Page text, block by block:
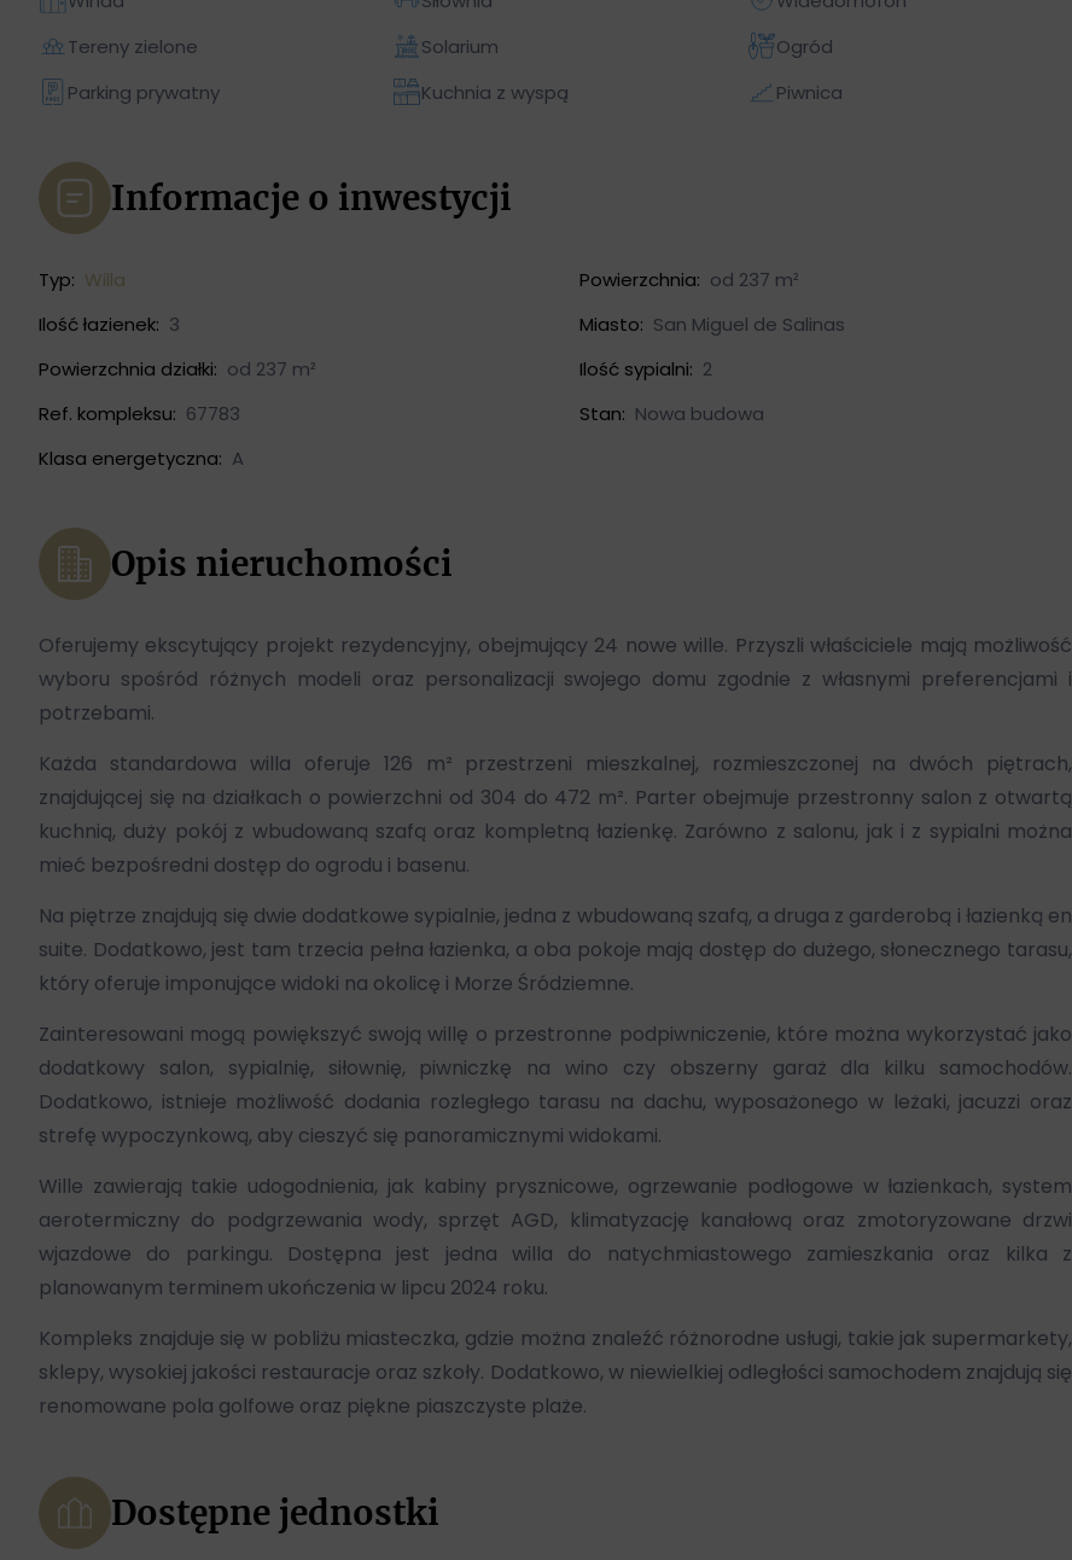
Tereny zielone
Solarium
Ogród
Parking prywatny
Kuchnia z wyspą Piwnica
Informacje o inwestycji
Typ: Willa Powierzchnia: od 237 m²
Ilość łazienek: 3 Miasto: San Miguel de Salinas
Powierzchnia działki: od 237 m² Ilość sypialni: 2
Ref. kompleksu: 67783 Stan: Nowa budowa
Klasa energetyczna: A
Opis nieruchomości
Oferujemy ekscytujący projekt rezydencyjny, obejmujący 24 nowe wille. Przyszli właściciele mają możliwość
wyboru spośród różnych modeli oraz personalizacji swojego domu zgodnie z własnymi preferencjami i
potrzebami.
Każda standardowa willa oferuje 126 m² przestrzeni mieszkalnej, rozmieszczonej na dwóch piętrach,
znajdującej się na działkach o powierzchni od 304 do 472 m². Parter obejmuje przestronny salon z otwartą
kuchnią, duży pokój z wbudowaną szafą oraz kompletną łazienkę. Zarówno z salonu, jak i z sypialni można
mieć bezpośredni dostęp do ogrodu i basenu.
Na piętrze znajdują się dwie dodatkowe sypialnie, jedna z wbudowaną szafą, a druga z garderobą i łazienką en
suite. Dodatkowo, jest tam trzecia pełna łazienka, a oba pokoje mają dostęp do dużego, słonecznego tarasu,
który oferuje imponujące widoki na okolicę i Morze Śródziemne.
Zainteresowani mogą powiększyć swoją willę o przestronne podpiwniczenie, które można wykorzystać jako
dodatkowy salon, sypialnię, siłownię, piwniczkę na wino czy obszerny garaż dla kilku samochodów.
Dodatkowo, istnieje możliwość dodania rozległego tarasu na dachu, wyposażonego w leżaki, jacuzzi oraz
strefę wypoczynkową, aby cieszyć się panoramicznymi widokami.
Wille zawierają takie udogodnienia, jak kabiny prysznicowe, ogrzewanie podłogowe w łazienkach, system
aerotermiczny do podgrzewania wody, sprzęt AGD, klimatyzację kanałową oraz zmotoryzowane drzwi
wjazdowe do parkingu. Dostępna jest jedna willa do natychmiastowego zamieszkania oraz kilka z
planowanym terminem ukończenia w lipcu 2024 roku.
Kompleks znajduje się w pobliżu miasteczka, gdzie można znaleźć różnorodne usługi, takie jak supermarkety,
sklepy, wysokiej jakości restauracje oraz szkoły. Dodatkowo, w niewielkiej odległości samochodem znajdują się
renomowane pola golfowe oraz piękne piaszczyste plaże.
Dostępne jednostki